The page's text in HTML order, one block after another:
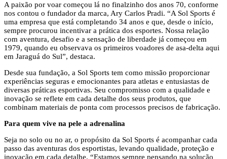
A paixão por voar começou lá no finalzinho dos anos 70, conforme
nos contou o fundador da marca, Ary Carlos Pradi. “A Sol Sports é
uma empresa que está completando 34 anos e que, desde o início,
sempre procurou incentivar a prática dos esportes. Nossa relação
com aventura, desafio e a sensação de liberdade já começou em
1979, quando eu observava os primeiros voadores de asa-delta aqui
em Jaraguá do Sul”, destaca.
Desde sua fundação, a Sol Sports tem como missão proporcionar
experiências seguras e emocionantes para atletas e entusiastas de
diversas práticas esportivas. Seu compromisso com a qualidade e
inovação se reflete em cada detalhe dos seus produtos, que
combinam materiais de ponta com processos precisos de fabricação.
Para quem vive na pele a adrenalina
Seja no solo ou no ar, o propósito da Sol Sports é acompanhar cada
passo das aventuras dos esportistas, levando qualidade, proteção e
inovação em cada detalhe. “Estamos sempre pensando na solução